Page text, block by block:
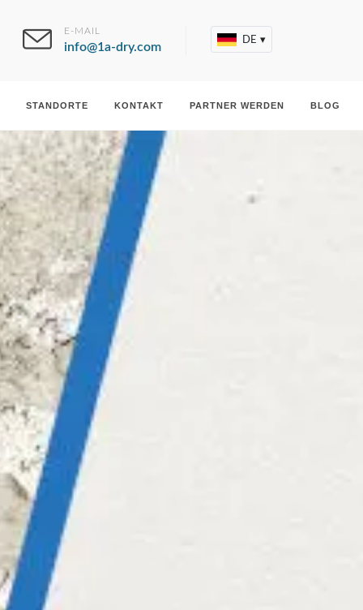
E-MAIL
info@1a-dry.com
DE ▾
STANDORTE KONTAKT PARTNER WERDEN BLOG